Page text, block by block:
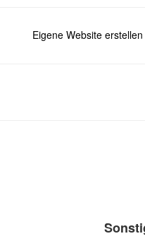
Eigene Website